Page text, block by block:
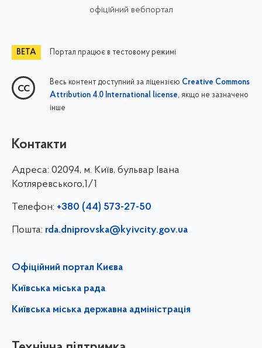
офіційний вебпортал
Портал працює в тестовому режимі
Весь контент доступний за ліцензією Creative Commons
Attribution 4.0 International license, якщо не зазначено
інше
Контакти
Адреса: 02094, м. Київ, бульвар Івана
Котляревського,1/1
Телефон: +380 (44) 573-27-50
Пошта: rda.dniprovska@kyivcity.gov.ua
Офіційний портал Києва
Київська міська рада
Київська міська державна адміністрація